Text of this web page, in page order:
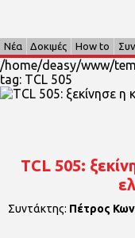
Νέα Δοκιμές How to
/home/deasy/www/
tag: TCL 505
TCL 505:
Συντάκτης: Πέτρος